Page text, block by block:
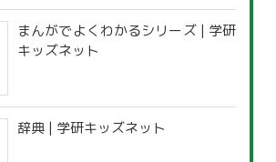
まんがでよくわかるシリーズ | 学研
キッズネット
辞典 | 学研キッズネット